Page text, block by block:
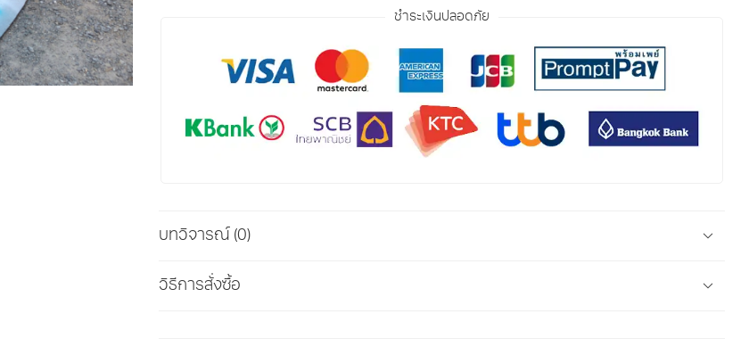
ชำระเงินปลอดภัย
บทวิจารณ์ (0)
วิธีการสั่งซื้อ